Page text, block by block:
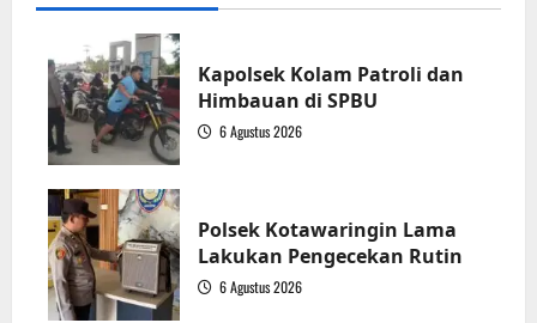
Kapolsek Kolam Patroli dan
Himbauan di SPBU
6 Agustus 2026
Polsek Kotawaringin Lama
Lakukan Pengecekan Rutin
6 Agustus 2026